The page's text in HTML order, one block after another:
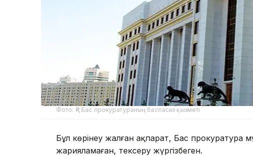
Фото: ҚР Бас прокуратураның баспасөз қызметі
Бұл көрінеу жалған ақпарат, Бас прокуратура
жарияламаған, тексеру жүргізбеген.